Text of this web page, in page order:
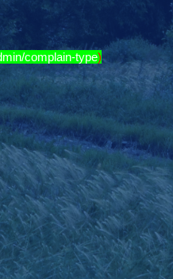
complain-type)